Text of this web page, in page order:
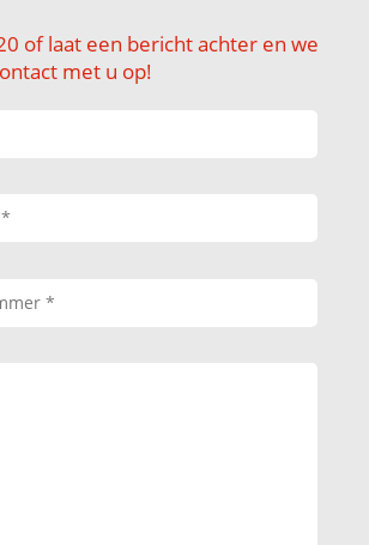
of laat een bericht achter en we
met u op!